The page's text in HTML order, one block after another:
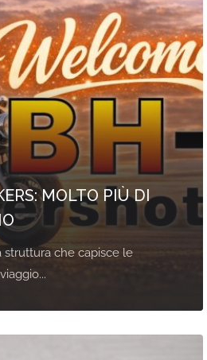
MOLTO PIÙ DI
struttura che capisce le